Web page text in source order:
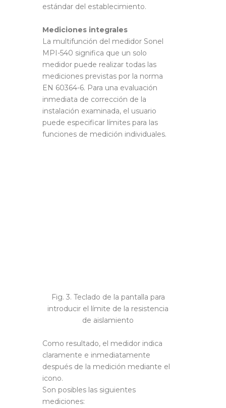
estándar del establecimiento.
Mediciones integrales
La multifunción del medidor Sonel
MPI-540 significa que un solo
medidor puede realizar todas las
mediciones previstas por la norma
EN 60364-6. Para una evaluación
inmediata de corrección de la
instalación examinada, el usuario
puede especificar límites para las
funciones de medición individuales.
Fig. 3. Teclado de la pantalla para
introducir el límite de la resistencia
de aislamiento
Como resultado, el medidor indica
claramente e inmediatamente
después de la medición mediante el
icono.
Son posibles las siguientes
mediciones: